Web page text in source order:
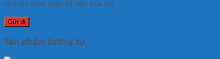
cho lần bình luận kế tiếp của tôi.
Sản phẩm tương tự